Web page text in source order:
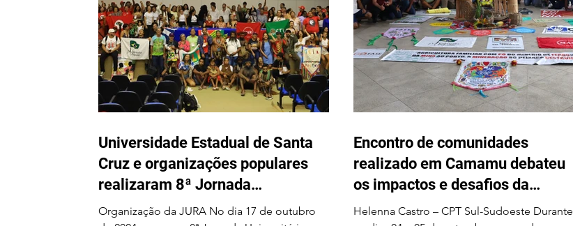
Universidade Estadual de Santa
Cruz e organizações populares
realizaram 8ª Jornada
Universitária em Defesa da
Organização da JURA No dia 17 de outubro
Encontro de comunidades
realizado em Camamu debateu
os impactos e desafios da
mineração para o território do
Helenna Castro – CPT Sul-Sudoeste Durante